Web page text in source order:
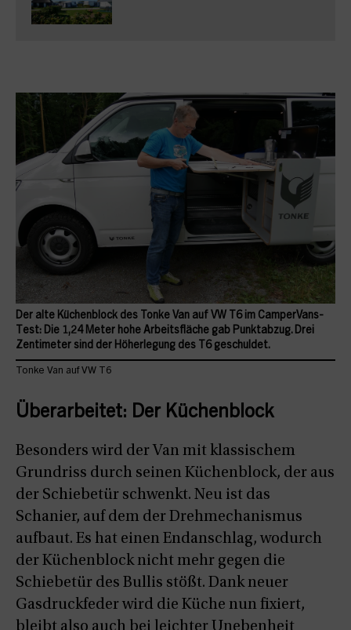
Der alte Küchenblock des Tonke Van auf VW T6 im CamperVans-
Test: Die 1,24 Meter hohe Arbeitsfläche gab Punktabzug. Drei
Zentimeter sind der Höherlegung des T6 geschuldet.
Tonke Van auf VW T6
Überarbeitet: Der Küchenblock
Besonders wird der Van mit klassischem
Grundriss durch seinen Küchenblock, der aus
der Schiebetür schwenkt. Neu ist das
Schanier, auf dem der Drehmechanismus
aufbaut. Es hat einen Endanschlag, wodurch
der Küchenblock nicht mehr gegen die
Schiebetür des Bullis stößt. Dank neuer
Gasdruckfeder wird die Küche nun fixiert,